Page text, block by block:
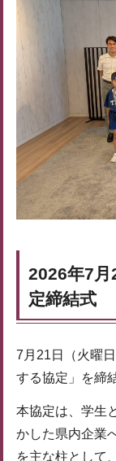
2026年7月
定締結式
7月21日（火曜
する協定」を締
本協定は、学生
かした県内企業
を主な柱として